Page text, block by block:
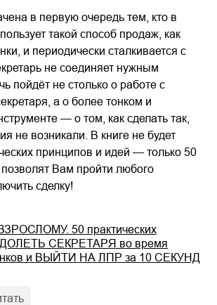
в первую очередь тем, кто в
такой способ продаж, как
и периодически сталкивается с
не соединяет нужным
пойдёт не столько о работе с
а о более тонком и
— о том, как сделать так,
не возникали. В книге не будет
принципов и идей — только 50
Вам пройти любого
сделку!
50 практических
СЕКРЕТАРЯ во время
и ВЫЙТИ НА ЛПР за 10 СЕКУНД